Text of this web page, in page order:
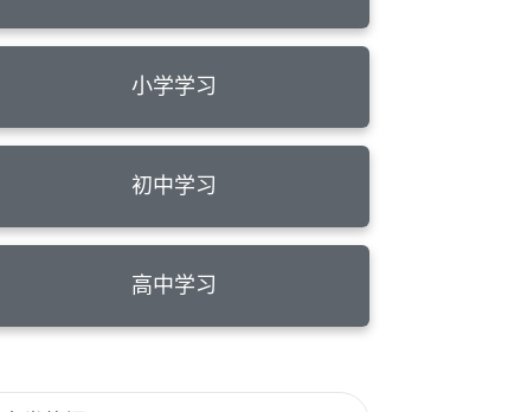
小学学习
初中学习
高中学习